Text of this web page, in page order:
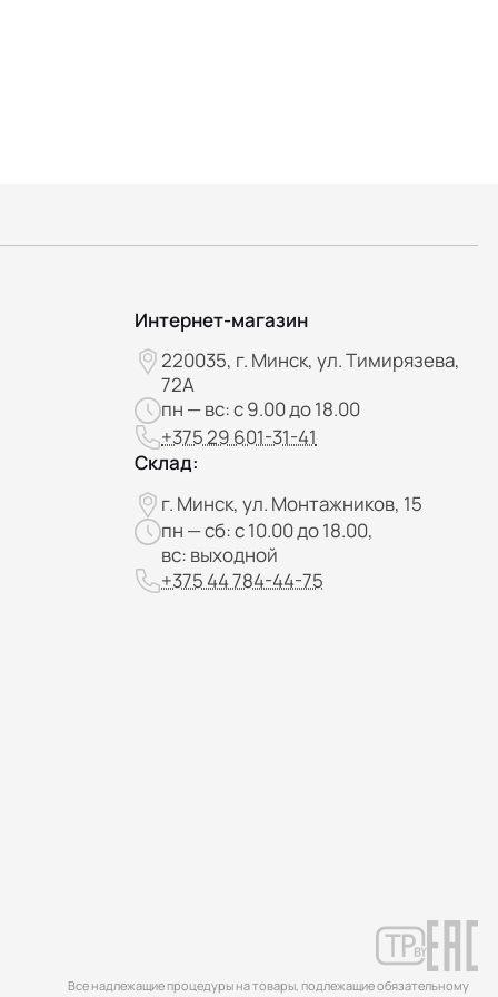
Интернет-магазин
220035, г. Минск, ул. Тимирязева,
72А
пн — вс: с 9.00 до 18.00
+375 29 601-31-41
Склад:
г. Минск, ул. Монтажников, 15
пн — сб: с 10.00 до 18.00,
вс: выходной
+375 44 784-44-75
Все надлежащие процедуры на товары, подлежащие обязательному